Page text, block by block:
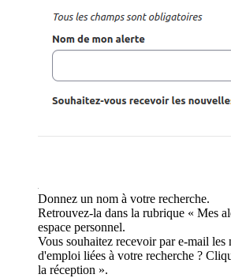
Donnez un nom à votre recherche.
Retrouvez-la dans la rubrique « Mes
espace personnel.
Vous souhaitez recevoir par e-mail les
d'emploi liées à votre recherche ?
la réception ».